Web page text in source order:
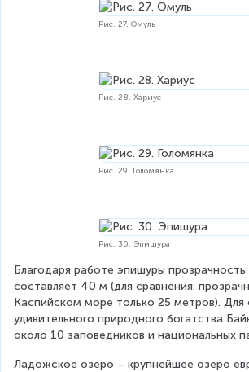
Рис. 27. Омуль
Рис. 28. Хариус
Рис. 29. Голомянка
Рис. 30. Эпишура
Благодаря работе эпишуры прозрачность
составляет 40 м (для сравнения:
Каспийском море только 25 метров). Для
удивительного природного богатства
около 10 заповедников и национальных
Ладожское озеро – крупнейшее озеро